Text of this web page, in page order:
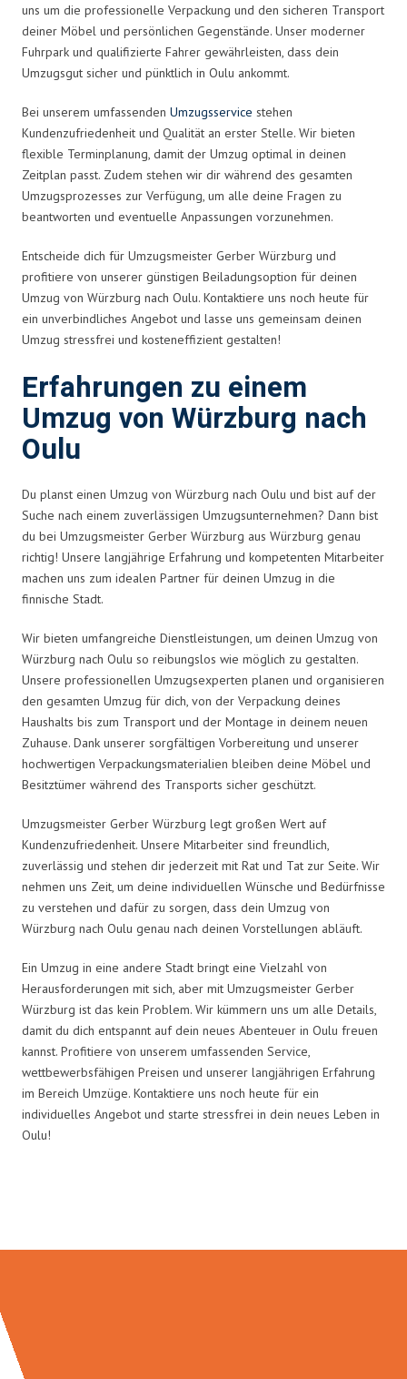
uns um die professionelle Verpackung und den sicheren Transport
deiner Möbel und persönlichen Gegenstände. Unser moderner
Fuhrpark und qualifizierte Fahrer gewährleisten, dass dein
Umzugsgut sicher und pünktlich in Oulu ankommt.
Bei unserem umfassenden Umzugsservice stehen
Kundenzufriedenheit und Qualität an erster Stelle. Wir bieten
flexible Terminplanung, damit der Umzug optimal in deinen
Zeitplan passt. Zudem stehen wir dir während des gesamten
Umzugsprozesses zur Verfügung, um alle deine Fragen zu
beantworten und eventuelle Anpassungen vorzunehmen.
Entscheide dich für Umzugsmeister Gerber Würzburg und
profitiere von unserer günstigen Beiladungsoption für deinen
Umzug von Würzburg nach Oulu. Kontaktiere uns noch heute für
ein unverbindliches Angebot und lasse uns gemeinsam deinen
Umzug stressfrei und kosteneffizient gestalten!
Erfahrungen zu einem
Umzug von Würzburg nach
Oulu
Du planst einen Umzug von Würzburg nach Oulu und bist auf der
Suche nach einem zuverlässigen Umzugsunternehmen? Dann bist
du bei Umzugsmeister Gerber Würzburg aus Würzburg genau
richtig! Unsere langjährige Erfahrung und kompetenten Mitarbeiter
machen uns zum idealen Partner für deinen Umzug in die
finnische Stadt.
Wir bieten umfangreiche Dienstleistungen, um deinen Umzug von
Würzburg nach Oulu so reibungslos wie möglich zu gestalten.
Unsere professionellen Umzugsexperten planen und organisieren
den gesamten Umzug für dich, von der Verpackung deines
Haushalts bis zum Transport und der Montage in deinem neuen
Zuhause. Dank unserer sorgfältigen Vorbereitung und unserer
hochwertigen Verpackungsmaterialien bleiben deine Möbel und
Besitztümer während des Transports sicher geschützt.
Umzugsmeister Gerber Würzburg legt großen Wert auf
Kundenzufriedenheit. Unsere Mitarbeiter sind freundlich,
zuverlässig und stehen dir jederzeit mit Rat und Tat zur Seite. Wir
nehmen uns Zeit, um deine individuellen Wünsche und Bedürfnisse
zu verstehen und dafür zu sorgen, dass dein Umzug von
Würzburg nach Oulu genau nach deinen Vorstellungen abläuft.
Ein Umzug in eine andere Stadt bringt eine Vielzahl von
Herausforderungen mit sich, aber mit Umzugsmeister Gerber
Würzburg ist das kein Problem. Wir kümmern uns um alle Details,
damit du dich entspannt auf dein neues Abenteuer in Oulu freuen
kannst. Profitiere von unserem umfassenden Service,
wettbewerbsfähigen Preisen und unserer langjährigen Erfahrung
im Bereich Umzüge. Kontaktiere uns noch heute für ein
individuelles Angebot und starte stressfrei in dein neues Leben in
Oulu!